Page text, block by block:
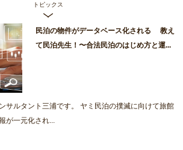
トピックス
民泊の物件がデータベース化される 教え
て民泊先生！〜合法民泊のはじめ方と運...
サルタント三浦です。 ヤミ民泊の撲滅に向けて旅館
が一元化され...